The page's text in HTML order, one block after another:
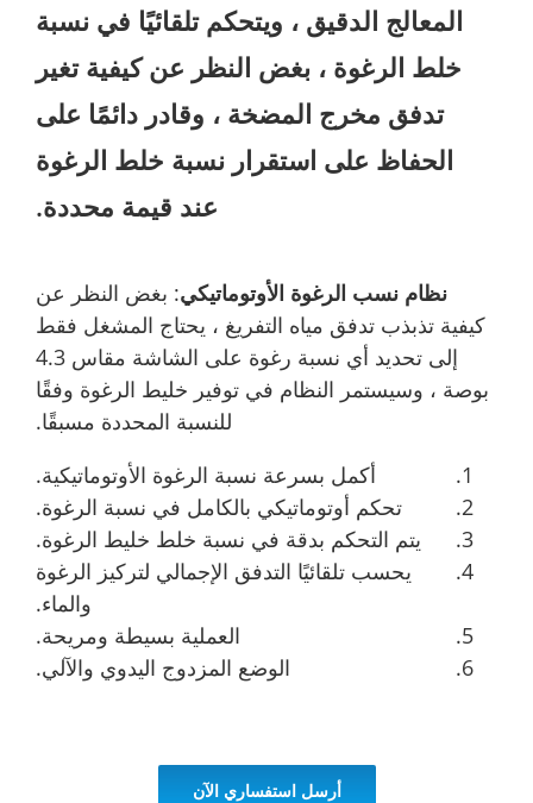
المعالج الدقيق ، ويتحكم تلقائيًا في نسبة
خلط الرغوة ، بغض النظر عن كيفية تغير
تدفق مخرج المضخة ، وقادر دائمًا على
الحفاظ على استقرار نسبة خلط الرغوة
عند قيمة محددة.
نظام نسب الرغوة الأوتوماتيكي: بغض النظر عن
كيفية تذبذب تدفق مياه التفريغ ، يحتاج المشغل فقط
إلى تحديد أي نسبة رغوة على الشاشة مقاس 4.3
بوصة ، وسيستمر النظام في توفير خليط الرغوة وفقًا
للنسبة المحددة مسبقًا.
أكمل بسرعة نسبة الرغوة الأوتوماتيكية.
تحكم أوتوماتيكي بالكامل في نسبة الرغوة.
يتم التحكم بدقة في نسبة خلط خليط الرغوة.
يحسب تلقائيًا التدفق الإجمالي لتركيز الرغوة
والماء.
العملية بسيطة ومريحة.
الوضع المزدوج اليدوي والآلي.
أرسل استفساري الآن